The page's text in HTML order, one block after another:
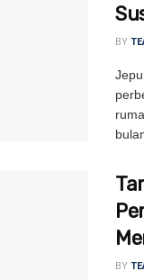
BY
BY